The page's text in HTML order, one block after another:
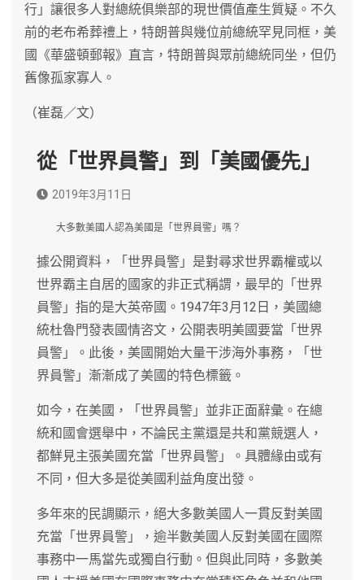
行」讓很多人對總統俱樂部的現世價值產生質疑。不久
前的老布希葬禮上，特朗普與幾位前總統罕見同框，美
國《華盛頓郵報》直言，特朗普與眾前總統同坐，但仍
舊像孤家寡人。
（崔磊／文）
從「世界員警」到「美國優先」
2019年3月11日
大多數美國人認為美國是「世界員警」嗎？
據公開資料，「世界員警」是對尋求世界霸權或以
世界霸主自居的國家的非正式稱謂，最早的「世界
員警」指的是大英帝國。1947年3月12日，美國總
統杜魯門發表國情咨文，公開表明美國要當「世界
員警」。此後，美國開始大量干涉海外事務，「世
界員警」漸漸成了美國的特色標籤。
如今，在美國，「世界員警」並非正面辭彙。在總
統和國會選舉中，不論民主黨還是共和黨競選人，
都鮮見主張美國充當「世界員警」。具體緣由或有
不同，但大多是從美國利益角度出發。
多年來的民調顯示，絕大多數美國人一貫反對美國
充當「世界員警」，逾半數美國人反對美國在國際
事務中一馬當先或獨自行動。但與此同時，多數美